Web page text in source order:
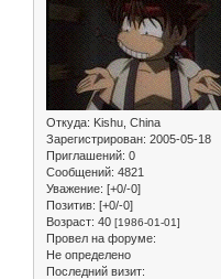
Откуда: Kishu, China
Зарегистрирован: 2005-05-18
Приглашений: 0
Сообщений: 4821
Уважение: [+0/-0]
Позитив: [+0/-0]
Возраст: 40 [1986-01-01]
Провел на форуме:
Не определено
Последний визит: